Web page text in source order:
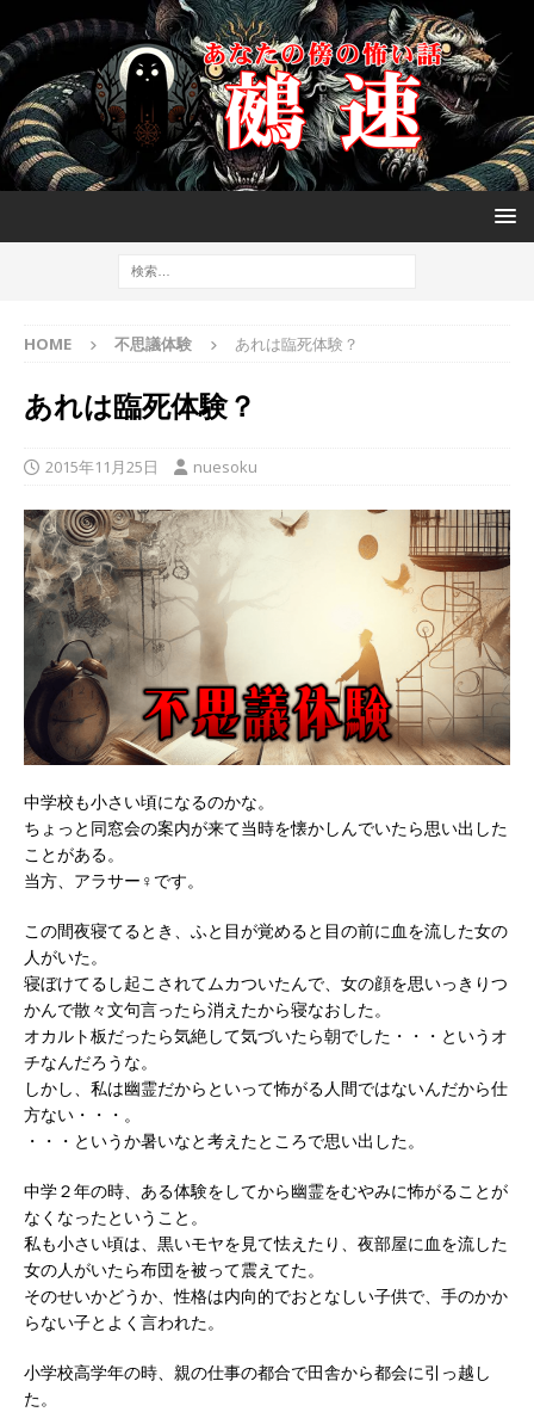
HOME 不思議体験 あれは臨死体験？
あれは臨死体験？
2015年11月25日 nuesoku
中学校も小さい頃になるのかな。
ちょっと同窓会の案内が来て当時を懐かしんでいたら思い出した
ことがある。
当方、アラサー♀です。
この間夜寝てるとき、ふと目が覚めると目の前に血を流した女の
人がいた。
寝ぼけてるし起こされてムカついたんで、女の顔を思いっきりつ
かんで散々文句言ったら消えたから寝なおした。
オカルト板だったら気絶して気づいたら朝でした・・・というオ
チなんだろうな。
しかし、私は幽霊だからといって怖がる人間ではないんだから仕
方ない・・・。
・・・というか暑いなと考えたところで思い出した。
中学２年の時、ある体験をしてから幽霊をむやみに怖がることが
なくなったということ。
私も小さい頃は、黒いモヤを見て怯えたり、夜部屋に血を流した
女の人がいたら布団を被って震えてた。
そのせいかどうか、性格は内向的でおとなしい子供で、手のかか
らない子とよく言われた。
小学校高学年の時、親の仕事の都合で田舎から都会に引っ越し
た。